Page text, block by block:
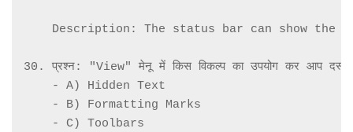
Description: The status bar can show the
30. प्रश्न: "View" मेनू में किस विकल्प का उपयोग कर आप
    - A) Hidden Text
    - B) Formatting Marks
    - C) Toolbars